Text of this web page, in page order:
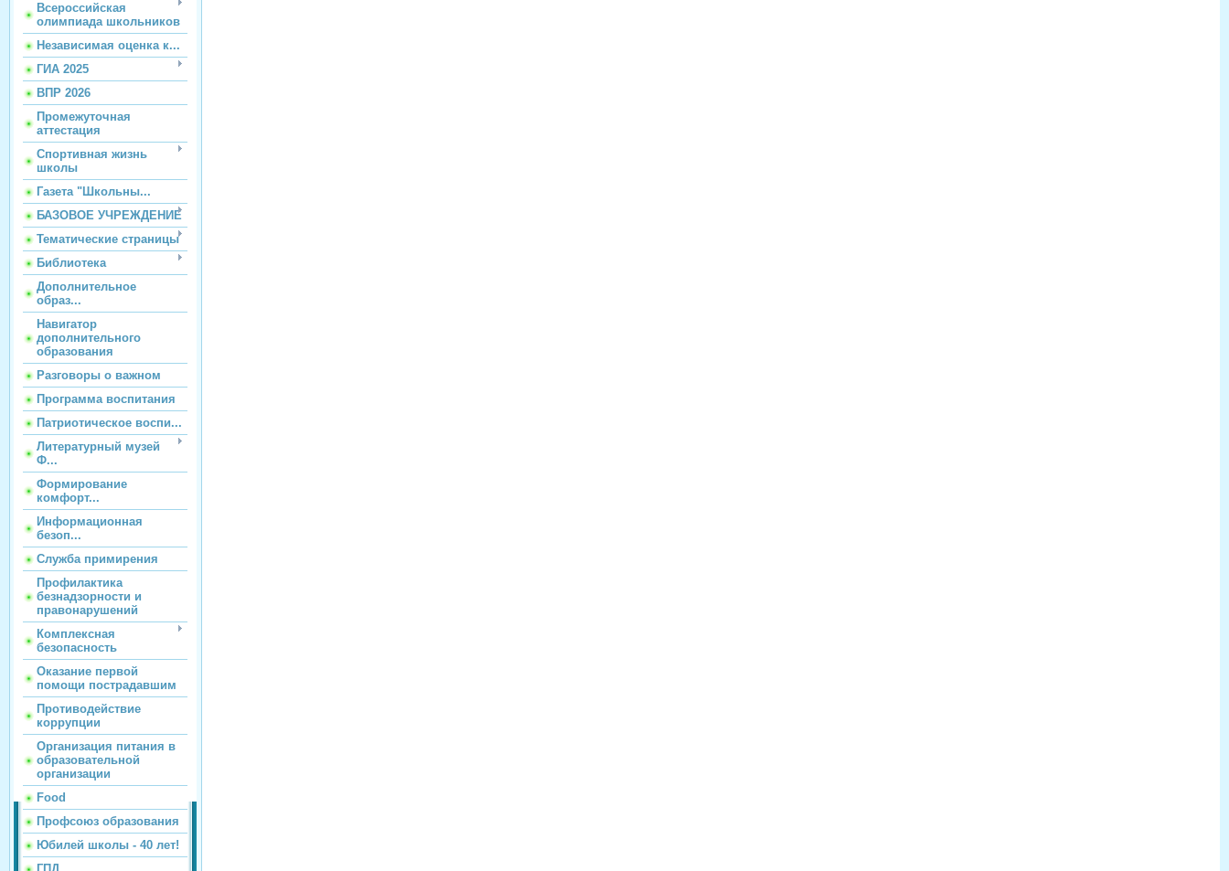
Всероссийская
олимпиада школьников
Независимая оценка к...
ГИА 2025
ВПР 2026
Промежуточная
аттестация
Спортивная жизнь
школы
Газета "Школьны...
БАЗОВОЕ УЧРЕЖДЕНИЕ
Тематические страницы
Библиотека
Дополнительное
образ...
Навигатор
дополнительного
образования
Разговоры о важном
Программа воспитания
Патриотическое воспи...
Литературный музей
Ф...
Формирование
комфорт...
Информационная
безоп...
Служба примирения
Профилактика
безнадзорности и
правонарушений
Комплексная
безопасность
Оказание первой
помощи пострадавшим
Противодействие
коррупции
Организация питания в
образовательной
организации
Food
Профсоюз образования
Юбилей школы - 40 лет!